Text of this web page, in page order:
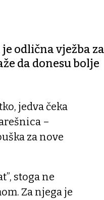
odlična vježba za
da donesu bolje
jedva čeka
–
za nove
stoga ne
Za njega je